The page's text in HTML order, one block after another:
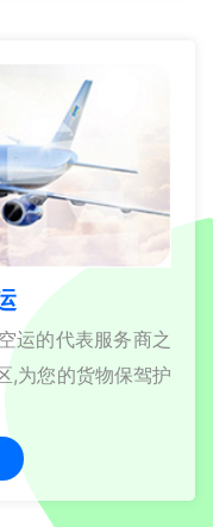
运的代表服务商之
,为您的货物保驾护